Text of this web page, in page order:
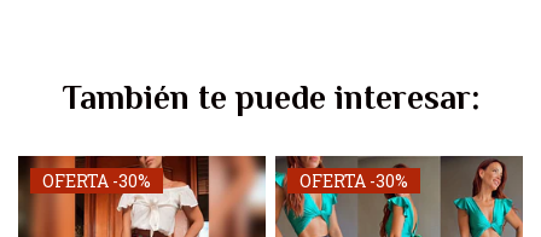
También te puede interesar:
OFERTA -30% OFERTA -30%